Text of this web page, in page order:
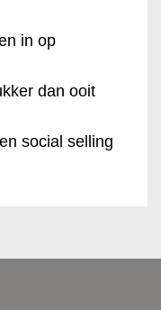
in op
dan ooit
social selling